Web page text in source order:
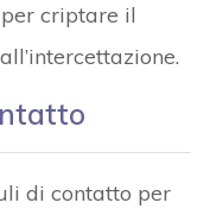
per criptare il
di contatto per